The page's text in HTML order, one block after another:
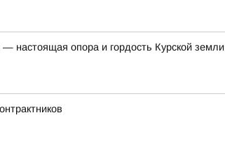
настоящая опора и гордость Курской земли